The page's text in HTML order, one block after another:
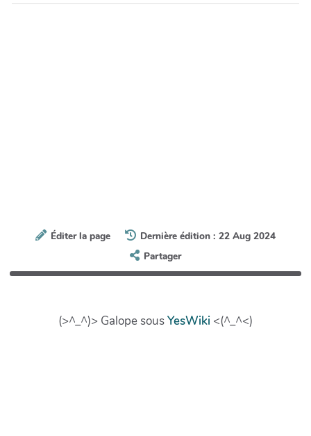
Éditer la page
Dernière édition : 22 Aug 2024
Partager
(>^_^)> Galope sousYesWiki <(^_^<)